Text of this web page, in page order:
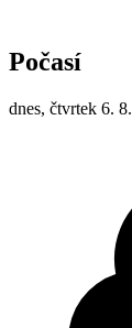
Počasí
dnes, čtvrtek 6.